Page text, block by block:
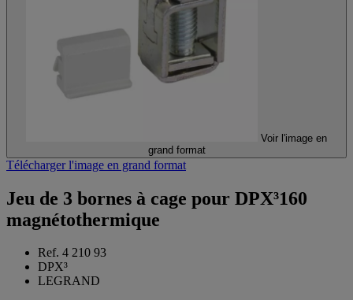
Voir l'image en
grand format
Télécharger l'image en grand format
Jeu de 3 bornes à cage pour DPX³160
magnétothermique
Ref. 4 210 93
DPX³
LEGRAND